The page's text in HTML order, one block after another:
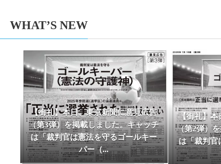
ました。厚く御礼申し上げます。引き続きご支
2026-01-31
１人１票裁判（2025年参院）裁判情報を
2025-06-09
【サポーター有志による新聞 「One for
2025-06-08
１人１票裁判（2024年衆院）裁判情報を追
2025-05-03
【2025/05/03 東京新聞で意見広告（裁判所
2025-05-03
【御礼及び意見広告掲載のためのご寄付の
ました。厚く御礼申し上げます。引き続きご支
2025-02-12
１人１票裁判（2024年衆院）裁判情報を追
2025-01-01
2025年一人一票元年を期して、トップペー
WHAT’S NEW
【御礼】本日、東京新聞に意見広告
（第3弾）を掲載しました。キャッチ
は「裁判官は憲法を守るゴールキー
パー（...
Aug
2026
【御礼】本
（第2弾）
は「裁判官
2026
Jun
2026